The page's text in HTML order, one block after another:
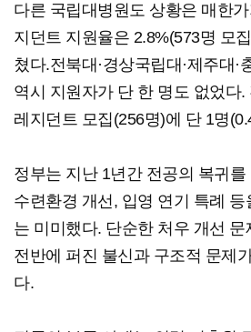
다른 국립대병원도 상황은 매한
지던트 지원율은 2.8%(573명 모
쳤다.전북대·경상국립대·제주대·
역시 지원자가 단 한 명도 없었다
레지던트 모집(256명)에 단 1명
정부는 지난 1년간 전공의 복귀를
수련환경 개선, 입영 연기 특례
는 미미했다. 단순한 처우 개선 문
전반에 퍼진 불신과 구조적 문제
다.